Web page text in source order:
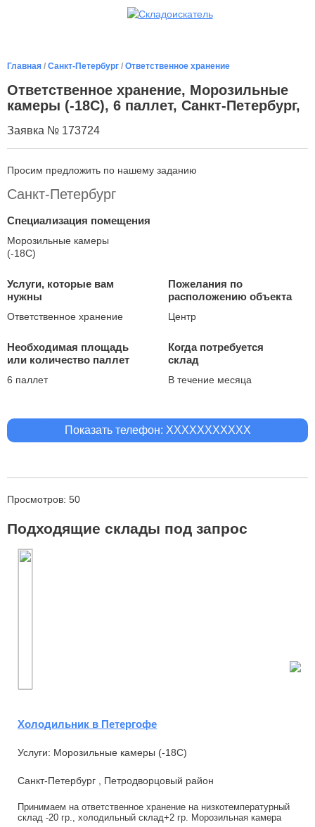
Главная / Санкт-Петербург / Ответственное хранение
Ответственное хранение, Морозильные
камеры (-18С), 6 паллет, Санкт-Петербург,
Заявка № 173724
Просим предложить по нашему заданию
Санкт-Петербург
Специализация помещения
Морозильные камеры
(-18С)
Услуги, которые вам
нужны
Ответственное хранение
Необходимая площадь
или количество паллет
6 паллет
Пожелания по
расположению объекта
Центр
Когда потребуется
склад
В течение месяца
Показать телефон: XXXXXXXXXXX
Просмотров: 50
Подходящие склады под запрос
Холодильник в Петергофе
Услуги: Морозильные камеры (-18С)
Санкт-Петербург , Петродворцовый район
Принимаем на ответственное хранение на низкотемпературный
склад -20 гр., холодильный склад+2 гр. Морозильная камера